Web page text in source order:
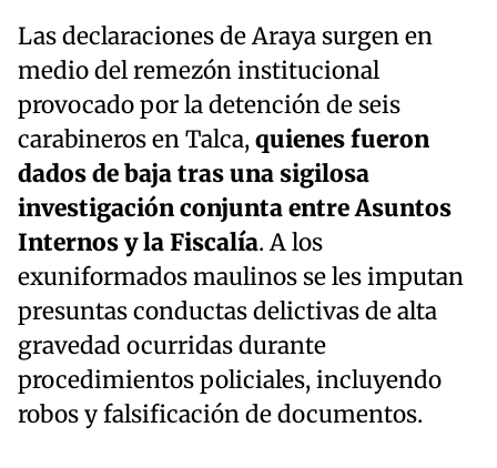
Las declaraciones de Araya surgen en
medio del remezón institucional
provocado por la detención de seis
carabineros en Talca,quienes fueron
dados de baja tras una sigilosa
investigación conjunta entre Asuntos
Internos y la Fiscalía. A los
exuniformados maulinos se les imputan
presuntas conductas delictivas de alta
gravedad ocurridas durante
procedimientos policiales, incluyendo
robos y falsificación de documentos.